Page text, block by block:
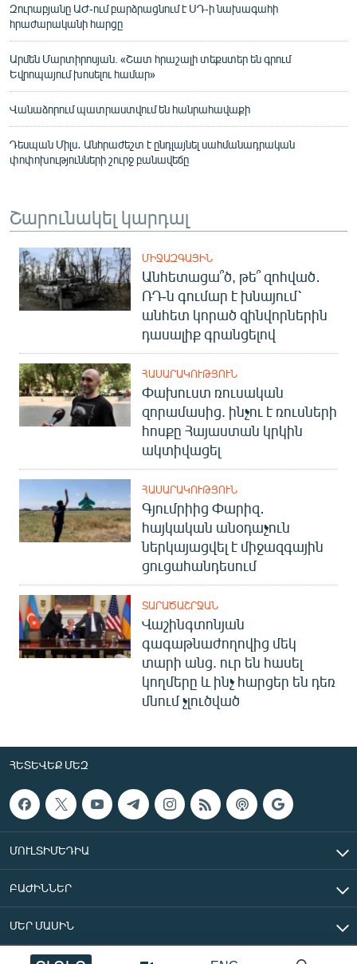
Զուրաբյանը ԱԺ-ում բարձրացնում է ՍԴ-ի նախագահի
հրաժարականի հարցը
Արմեն Մարտիրոսյան. «Շատ հրաշալի տեքստեր են գրում
Եվրոպայում խոսելու համար»
Վանաձորում պատրաստվում են հանրահավաքի
Դեսպան Միլս․ Անհրաժեշտ է ընդլայնել սահմանադրական
փոփոխությունների շուրջ բանավեճը
Շարունակել կարդալ
ՄԻՋԱԶԳԱՅԻՆ
Անհետացա՞ծ, թե՞ զոհված․
ՌԴ-ն գումար է խնայում՝
անհետ կորած զինվորներին
դասալիք գրանցելով
ՀԱՍԱՐԱԿՈՒԹՅՈՒՆ
Փախուստ ռուսական
զորամասից. ինչու է ռուսների
հոսքը Հայաստան կրկին
ակտիվացել
ՀԱՍԱՐԱԿՈՒԹՅՈՒՆ
Գյումրիից Փարիզ․
հայկական անօդաչուն
ներկայացվել է միջազգային
ցուցահանդեսում
ՏԱՐԱԾԱՇՐՋԱՆ
Վաշինգտոնյան
գագաթնաժողովից մեկ
տարի անց. ուր են հասել
կողմերը և ինչ հարցեր են դեռ
մնում չլուծված
ՀԵՏԵՎԵՔ ՄԵԶ
ՄՈՒԼՏԻՄԵԴԻԱ
ԲԱԺԻՆՆԵՐ
ՄԵՐ ՄԱՍԻՆ